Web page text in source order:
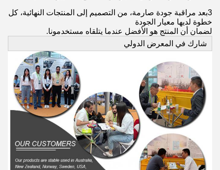
3بعد مراقبة جودة صارمة، من التصميم إلى المنتجات النهائية، كل
خطوة لديها معيار الجودة
لضمان أن المنتج هو الأفضل عندما يتلقاه مستخدمونا.
شارك في المعرض الدولي